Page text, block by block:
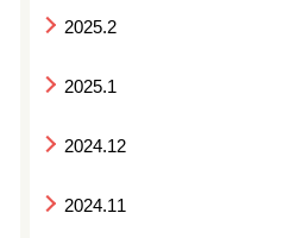
2025.2
2025.1
2024.12
2024.11